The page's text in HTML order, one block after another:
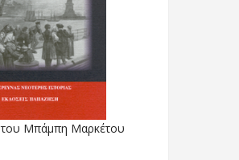
του Μπάμπη Μαρκέτου